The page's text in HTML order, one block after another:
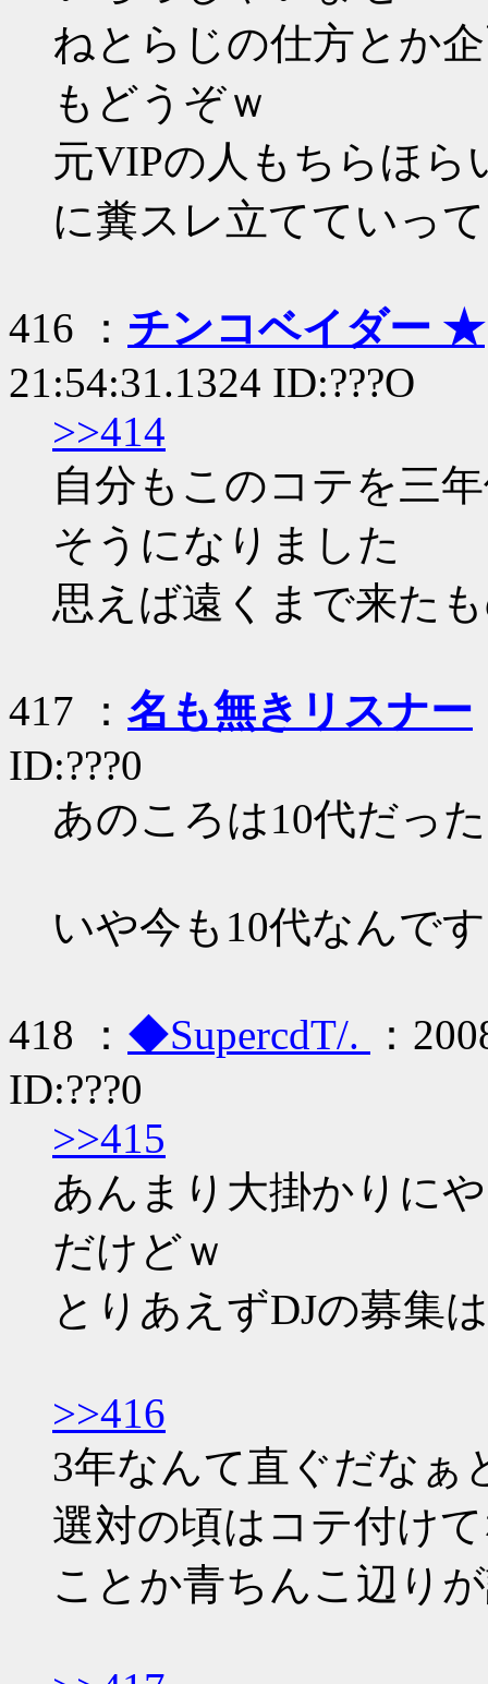
ねとらじの仕方とか
もどうぞｗ
元VIPの人もちらほら
に糞スレ立てていっ
416 ： チンコベイダー ★
21:54:31.1324 ID:???O
>>414
自分もこのコテを三
そうになりました
思えば遠くまで来た
417 ： 名も無きリスナー
ID:???0
あのころは10代だっ
いや今も10代なんで
418 ： ◆SupercdT/.
：
ID:???0
>>415
あんまり大掛かりに
だけどｗ
とりあえずDJの募集
>>416
3年なんて直ぐだなぁ
選対の頃はコテ付け
ことか青ちんこ辺り